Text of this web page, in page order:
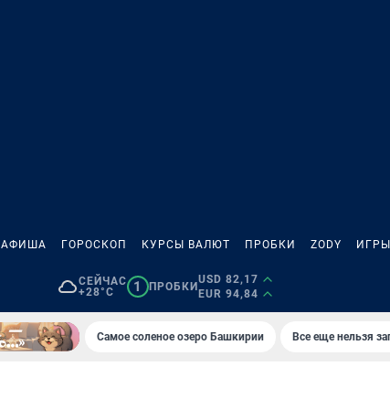
АФИША ГОРОСКОП КУРСЫ ВАЛЮТ ПРОБКИ ZODY ИГРЫ
СЕЙЧАС
+28°C
1 ПРОБКИ
USD 82,17
EUR 94,84
Самое соленое озеро Башкирии Все еще нельзя